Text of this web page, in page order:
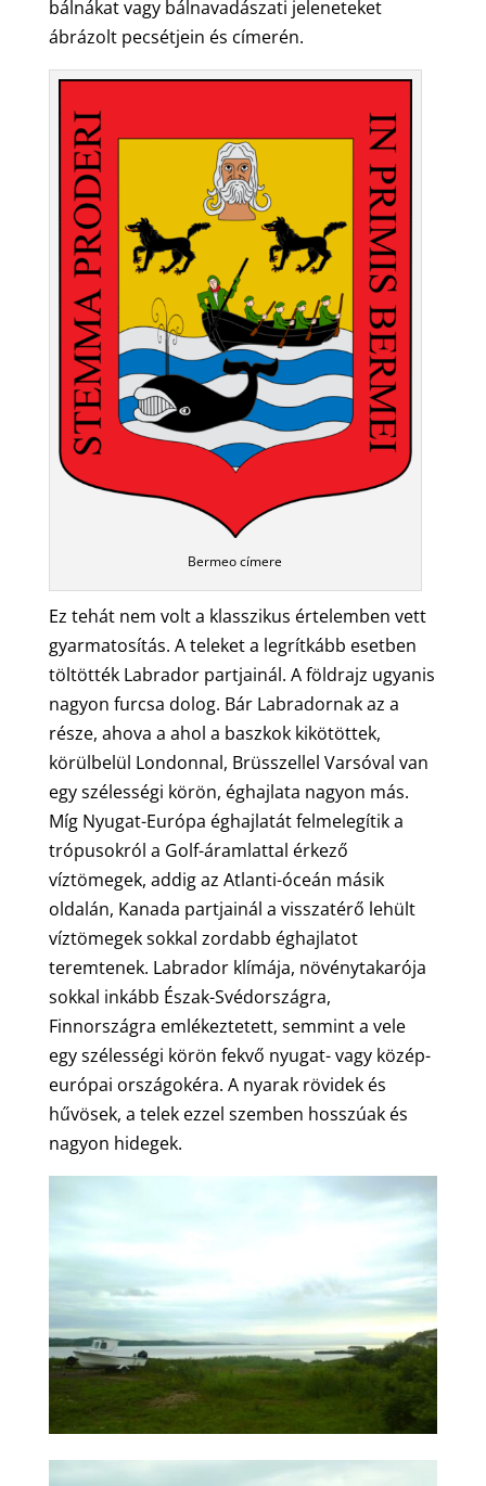
bálnákat vagy bálnavadászati jeleneteket
ábrázolt pecsétjein és címerén.
Bermeo címere
Ez tehát nem volt a klasszikus értelemben vett
gyarmatosítás. A teleket a legrítkább esetben
töltötték Labrador partjainál. A földrajz ugyanis
nagyon furcsa dolog. Bár Labradornak az a
része, ahova a ahol a baszkok kikötöttek,
körülbelül Londonnal, Brüsszellel Varsóval van
egy szélességi körön, éghajlata nagyon más.
Míg Nyugat-Európa éghajlatát felmelegítik a
trópusokról a Golf-áramlattal érkező
víztömegek, addig az Atlanti-óceán másik
oldalán, Kanada partjainál a visszatérő lehült
víztömegek sokkal zordabb éghajlatot
teremtenek. Labrador klímája, növénytakarója
sokkal inkább Észak-Svédországra,
Finnországra emlékeztetett, semmint a vele
egy szélességi körön fekvő nyugat- vagy közép-
európai országokéra. A nyarak rövidek és
hűvösek, a telek ezzel szemben hosszúak és
nagyon hidegek.